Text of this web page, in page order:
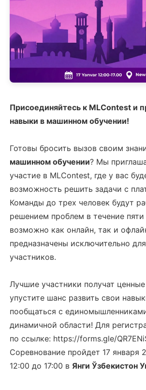
Присоединяйтесь к MLContest и
навыки в машинном обучении!
Готовы бросить вызов своим
машинном обучении? Мы
участие в MLContest, где у вас
возможность решить задачи с
Команды до трех человек будут
решением проблем в течение пяти
возможно как онлайн, так и
предназначены исключительно
участников.
Лучшие участники получат
упустите шанс развить свои
пообщаться с
динамичной области! Для
по ссылке: https://forms.gle/
Соревнование пройдет 17 января
12:00 до 17:00 в Янги Ўзбекистон